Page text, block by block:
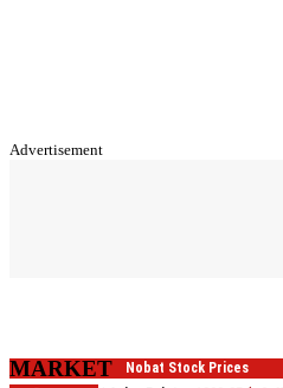
Advertisement
MARKET